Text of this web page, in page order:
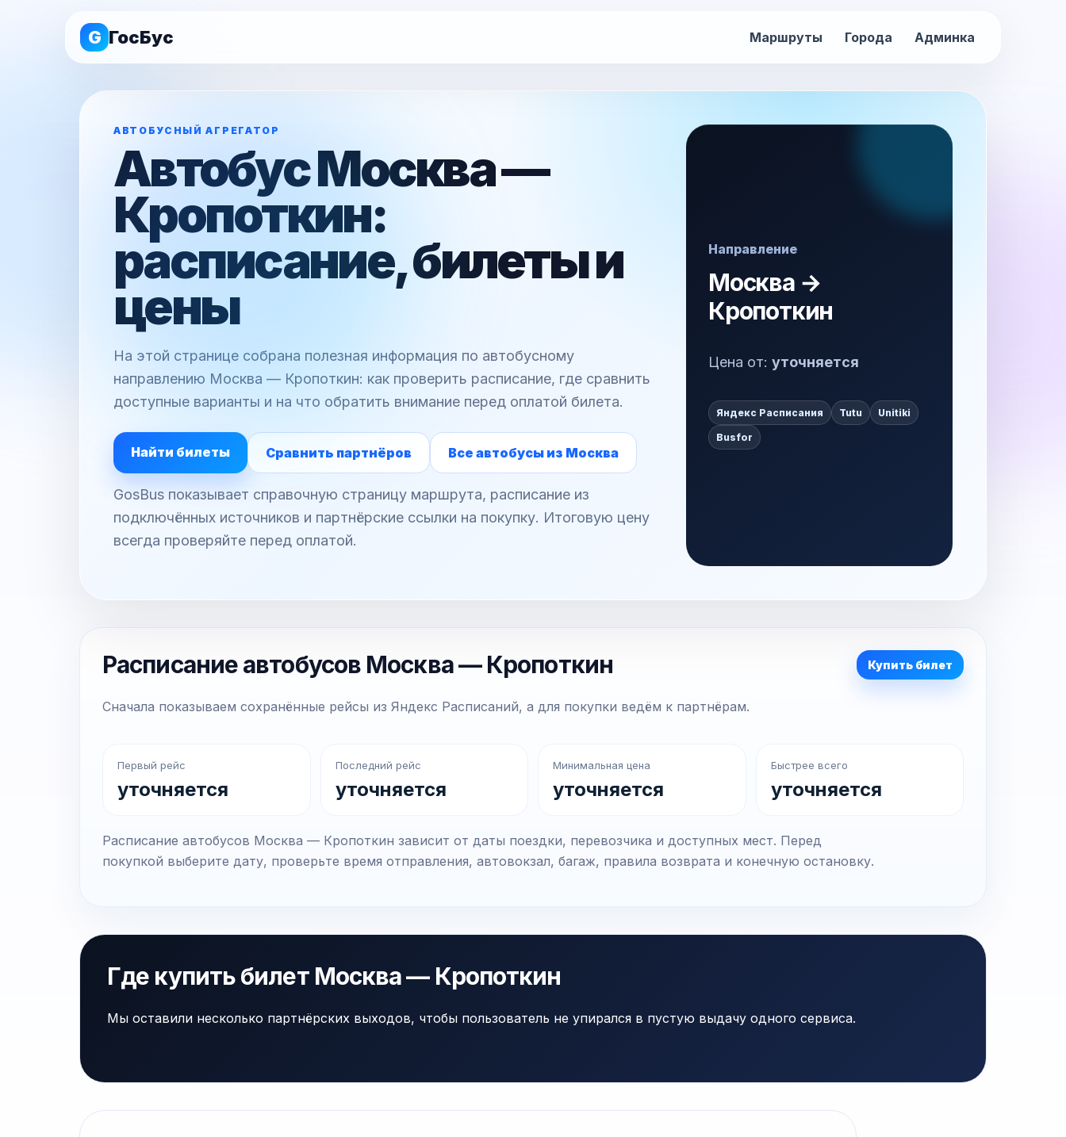
G ГосБус Маршруты Города Админка
АВТОБУСНЫЙ АГРЕГАТОР
Автобус Москва —
Кропоткин:
расписание, билеты и
цены
На этой странице собрана полезная информация по автобусному
направлению Москва — Кропоткин: как проверить расписание, где сравнить
доступные варианты и на что обратить внимание перед оплатой билета.
Найти билеты Сравнить партнёров Все автобусы из Москва
GosBus показывает справочную страницу маршрута, расписание из
подключённых источников и партнёрские ссылки на покупку. Итоговую цену
всегда проверяйте перед оплатой.
Направление
Москва →
Кропоткин
Цена от: уточняется
Яндекс Расписания Tutu Unitiki
Busfor
Расписание автобусов Москва — Кропоткин
Сначала показываем сохранённые рейсы из Яндекс Расписаний, а для покупки ведём к партнёрам.
Купить билет
Первый рейс
уточняется
Последний рейс
уточняется
Минимальная цена
уточняется
Быстрее всего
уточняется
Расписание автобусов Москва — Кропоткин зависит от даты поездки, перевозчика и доступных мест. Перед
покупкой выберите дату, проверьте время отправления, автовокзал, багаж, правила возврата и конечную остановку.
Где купить билет Москва — Кропоткин
Мы оставили несколько партнёрских выходов, чтобы пользователь не упирался в пустую выдачу одного сервиса.